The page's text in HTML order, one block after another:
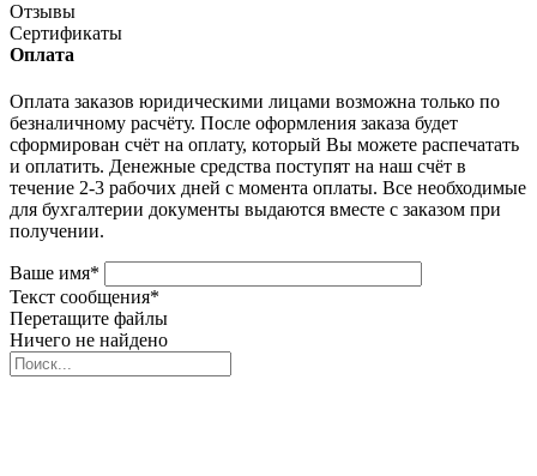
Отзывы
Сертификаты
Оплата
Оплата заказов юридическими лицами возможна только по
безналичному расчёту. После оформления заказа будет
сформирован счёт на оплату, который Вы можете распечатать
и оплатить. Денежные средства поступят на наш счёт в
течение 2-3 рабочих дней с момента оплаты. Все необходимые
для бухгалтерии документы выдаются вместе с заказом при
получении.
Ваше имя*
Текст сообщения*
Перетащите файлы
Ничего не найдено